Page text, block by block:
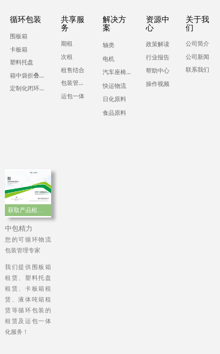
循环包装
围板箱
卡板箱
塑料托盘
箱中袋折叠液体吨箱
定制化闭环运输包装
共享服
务
期租
次租
租售结合
包装管理服务
运包一体
解决方
案
轴类
电机
汽车座椅零部件
快运物流
日化原料
食品原料
资源中
心
政策解读
行业报告
帮助中心
操作视频
获取产品租赁手册
中包精力
您的可循环物流
包装管理专家
我们提供围板箱
租赁、塑料托盘
租赁、卡板箱租
赁、液体吨箱租
赁等循环包装的
租赁及运包一体
化服务！
关于我
们
公司简介
公司新闻
联系我们